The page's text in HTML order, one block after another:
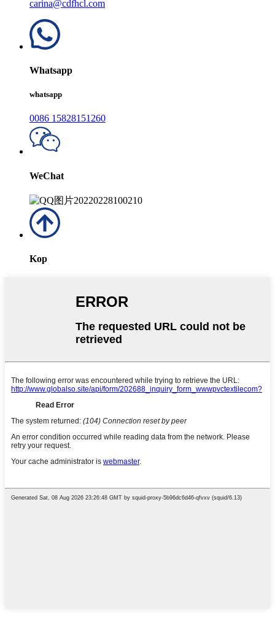
carina@cdfhcl.com
Whatsapp
whatsapp
0086 15828151260
WeChat
Kop